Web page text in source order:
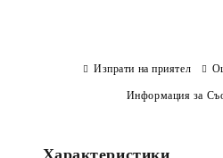
Изпрати на приятел
Информация за
Характеристики